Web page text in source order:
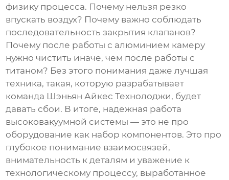
физику процесса. Почему нельзя резко
впускать воздух? Почему важно соблюдать
последовательность закрытия клапанов?
Почему после работы с алюминием камеру
нужно чистить иначе, чем после работы с
титаном? Без этого понимания даже лучшая
техника, такая, которую разрабатывает
команда Шэньян Айкес Технолоджи, будет
давать сбои. В итоге, надежная работа
высоковакуумной системы — это не про
оборудование как набор компонентов. Это про
глубокое понимание взаимосвязей,
внимательность к деталям и уважение к
технологическому процессу, выработанное